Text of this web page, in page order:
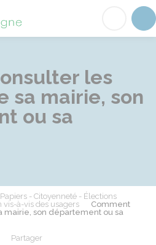
Angeac-Champagne
les
sa mairie, son
ou sa
Papiers - Citoyenneté - Élections
à-vis des usagers
Comment
mairie, son département ou sa
Partager